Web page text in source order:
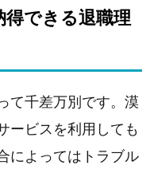
できる退職理
て千差万別です。漠
ービスを利用しても
によってはトラブル